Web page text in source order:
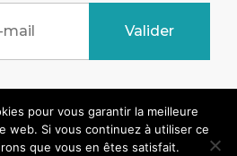
formedic.fr - Tous droits
réalisé par SYMEDIANE
pour vous garantir la meilleure
web. Si vous continuez à utiliser ce
que vous en êtes satisfait.